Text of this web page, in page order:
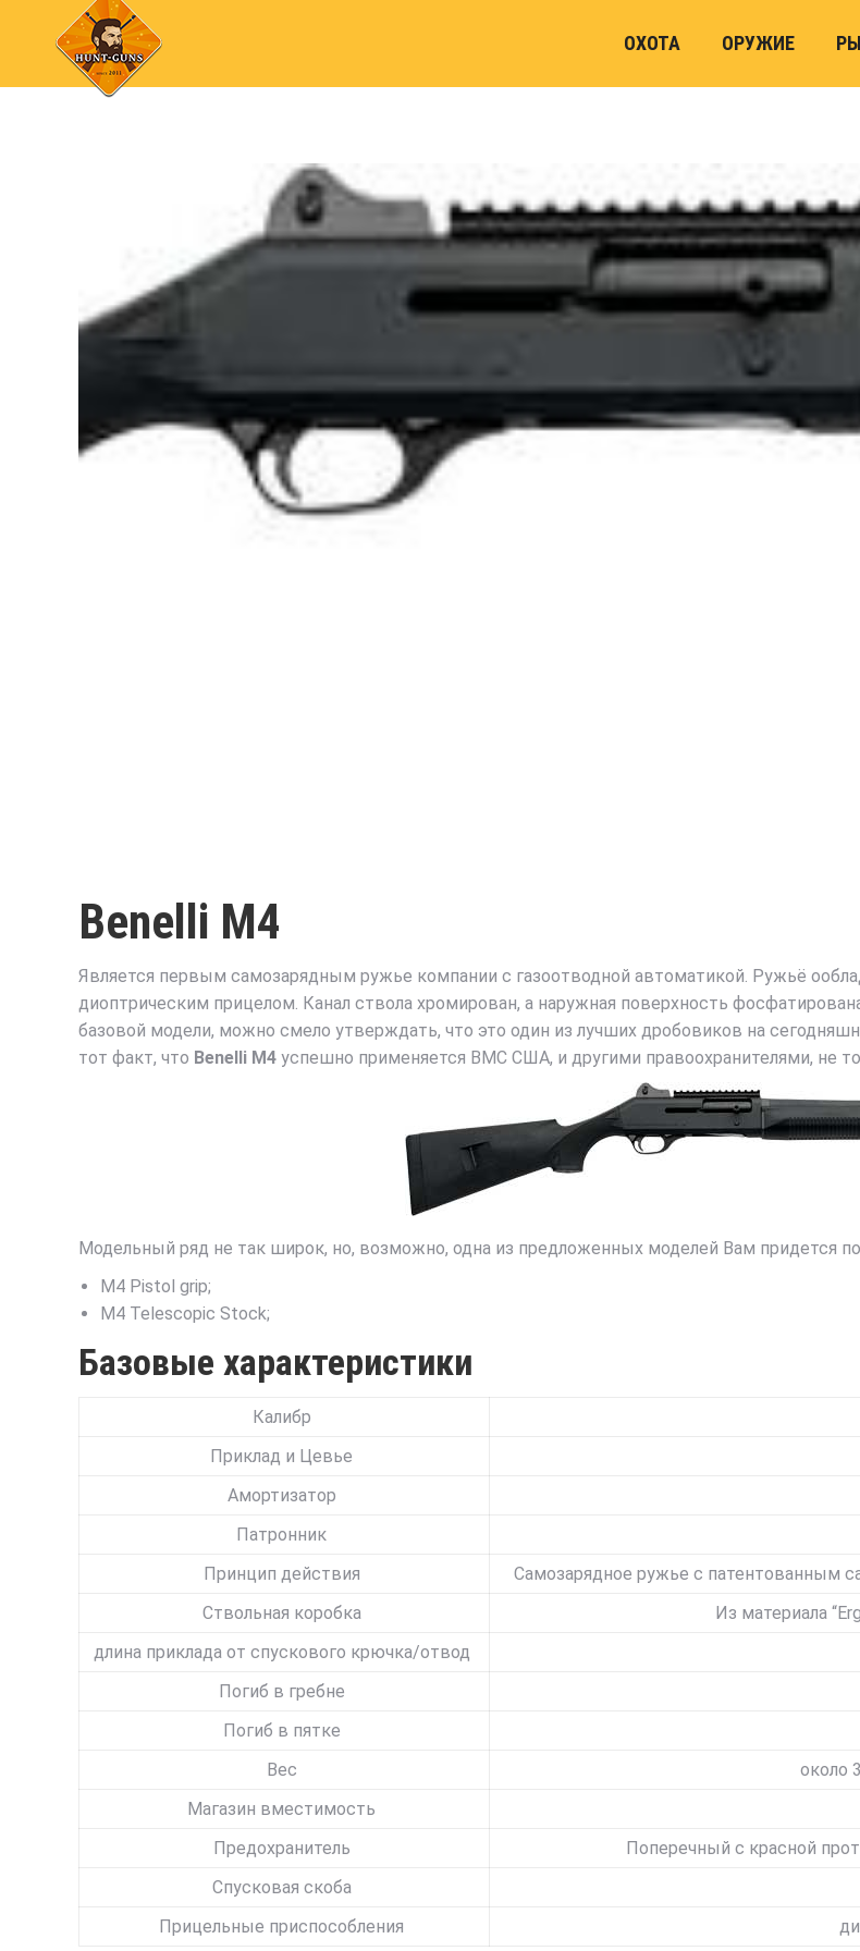
ОХОТА ОРУЖИЕ
Benelli M4
Является первым самозарядным ружье компании с газоотводной автоматикой. Ружьё
диоптрическим прицелом. Канал ствола хромирован, а наружная поверхность
базовой модели, можно смело утверждать, что это один из лучших дробовиков на
тот факт, что Benelli M4 успешно применяется ВМС США, и другими правоохранителями, не
Модельный ряд не так широк, но, возможно, одна из предложенных моделей Вам придется
M4 Pistol grip;
M4 Telescopic Stock;
Базовые характеристики
Калибр
Приклад и Цевье
Амортизатор
Патронник
Принцип действия
Самозарядное ружье с патентованным
Cтвольная коробка
Из материала
длина приклада от спускового крючка/отвод
Погиб в гребне
Погиб в пятке
Bес
около
Магазин вместимость
Предохранитель
Поперечный с красной
Спусковая скоба
Прицельные приспособления